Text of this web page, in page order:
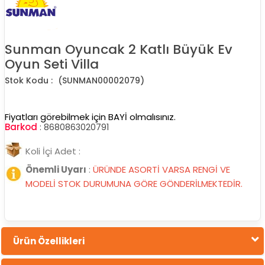
Sunman Oyuncak 2 Katlı Büyük Ev
Oyun Seti Villa
(SUNMAN00002079)
Fiyatları görebilmek için BAYİ olmalısınız.
Barkod : 8680863020791
Koli İçi Adet :
Önemli Uyarı : ÜRÜNDE ASORTİ VARSA RENGİ VE
MODELİ STOK DURUMUNA GÖRE GÖNDERİLMEKTEDİR.
Ürün Özellikleri